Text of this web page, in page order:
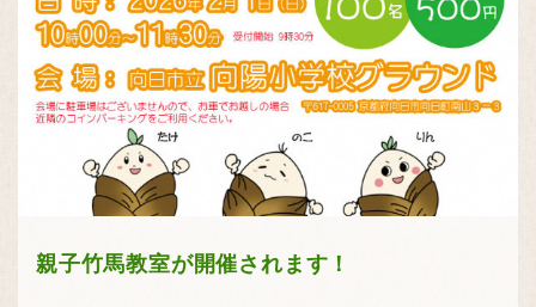
親子竹馬教室が開催されます！